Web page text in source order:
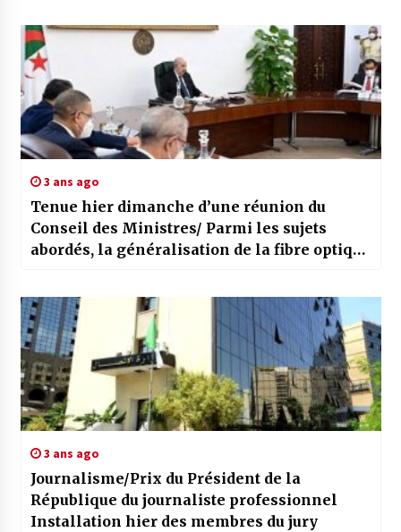
3 ans ago
Tenue hier dimanche d’une réunion du
Conseil des Ministres/ Parmi les sujets
abordés, la généralisation de la fibre optique
3 ans ago
Journalisme/Prix du Président de la
République du journaliste professionnel
Installation hier des membres du jury